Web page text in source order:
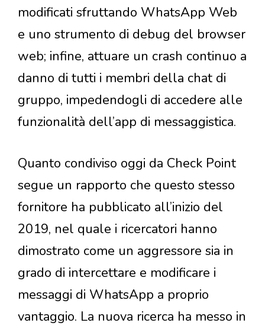
modificati sfruttando WhatsApp Web
e uno strumento di debug del browser
web; infine, attuare un crash continuo a
danno di tutti i membri della chat di
gruppo, impedendogli di accedere alle
funzionalità dell’app di messaggistica.
Quanto condiviso oggi da Check Point
segue un rapporto che questo stesso
fornitore ha pubblicato all’inizio del
2019, nel quale i ricercatori hanno
dimostrato come un aggressore sia in
grado di intercettare e modificare i
messaggi di WhatsApp a proprio
vantaggio. La nuova ricerca ha messo in